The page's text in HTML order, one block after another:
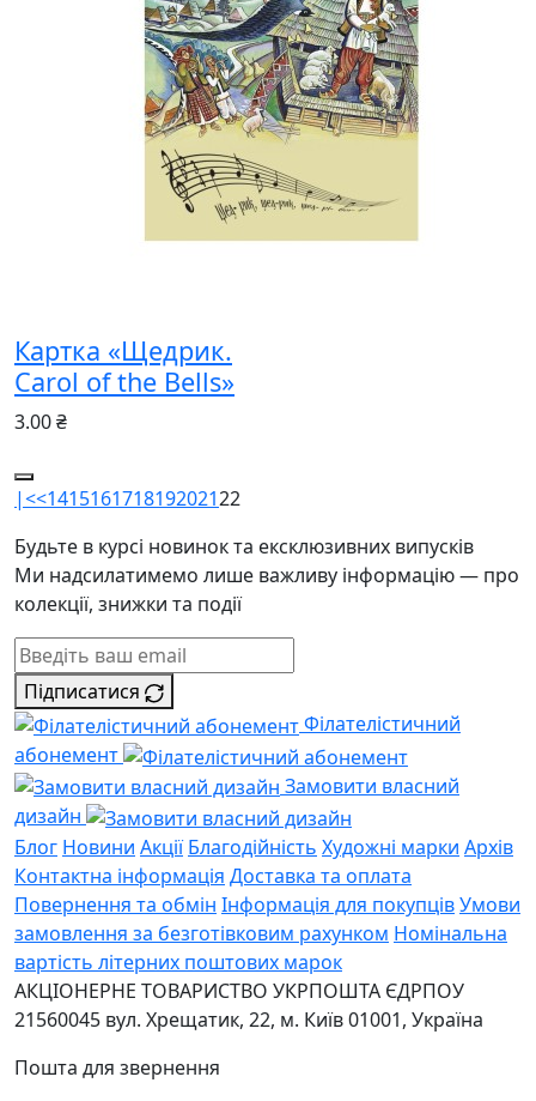
Картка «Щедрик.
Carol of the Bells»
3.00 ₴
|<<141516171819202122
Будьте в курсі новинок та ексклюзивних випусків
Ми надсилатимемо лише важливу інформацію — про
колекції, знижки та події
Підписатися
Філателістичний
абонемент
Замовити власний
дизайн
Блог Новини Акції Благодійність Художні марки Архів
Контактна інформація Доставка та оплата
Повернення та обмін Інформація для покупцівУмови
замовлення за безготівковим рахунком Номінальна
вартість літерних поштових марок
АКЦІОНЕРНЕ ТОВАРИСТВО УКРПОШТА ЄДРПОУ
21560045 вул. Хрещатик, 22, м. Київ01001, Україна
Пошта для звернення